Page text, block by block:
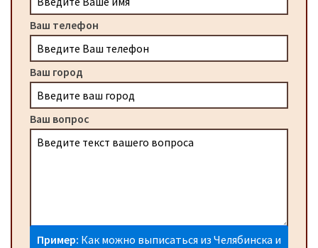
Ваш телефон
Ваш город
Ваш вопрос
Пример: Как можно выписаться из Челябинска и